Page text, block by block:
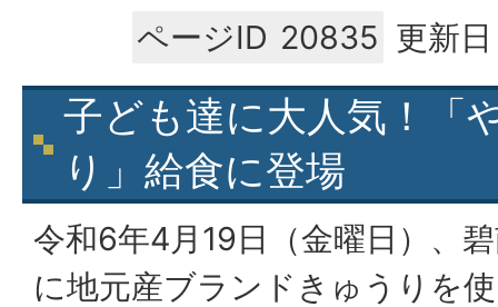
ページID 20835 更新
子ども達に大人気！「
り」給食に登場
令和6年4月19日（金曜日）、
に地元産ブランドきゅうりを